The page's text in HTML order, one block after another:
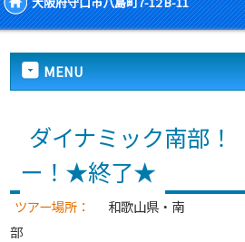
MENU
ダイナミック南部
ー！★終了★
ツアー場所：
和歌山県・南
部